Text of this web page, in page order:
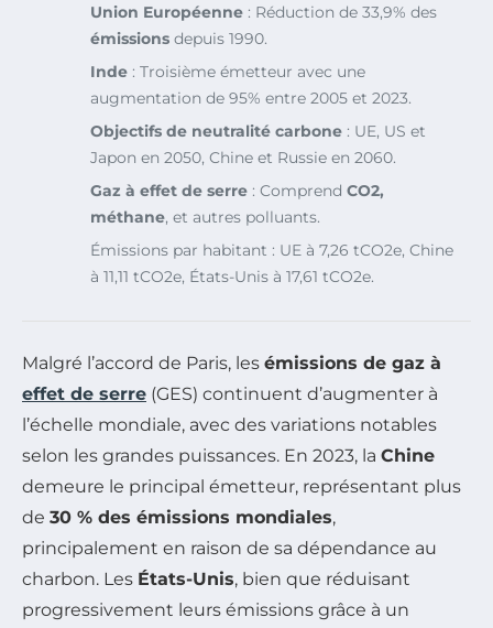
Union Européenne : Réduction de 33,9% des
émissions depuis 1990.
Inde : Troisième émetteur avec une
augmentation de 95% entre 2005 et 2023.
Objectifs de neutralité carbone : UE, US et
Japon en 2050, Chine et Russie en 2060.
Gaz à effet de serre : Comprend CO2,
méthane, et autres polluants.
Émissions par habitant : UE à 7,26 tCO2e, Chine
à 11,11 tCO2e, États-Unis à 17,61 tCO2e.
Malgré l’accord de Paris, les émissions de gaz à
effet de serre (GES) continuent d’augmenter à
l’échelle mondiale, avec des variations notables
selon les grandes puissances. En 2023, la Chine
demeure le principal émetteur, représentant plus
de 30 % des émissions mondiales,
principalement en raison de sa dépendance au
charbon. Les États-Unis, bien que réduisant
progressivement leurs émissions grâce à un